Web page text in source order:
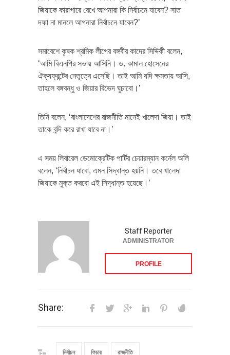
জিয়াকে কারাগারে রেখে আপনারা কি নির্বাচনে যাবেন? সাত
দফা না মানলে আপনারা নির্বাচনে যাবেন?’
সমাবেশে কৃষক শ্রমিক লীগের বঙ্গবীর কাদের সিদ্দিকী বলেন,
‘আমি বিএনপির সভায় আসিনি। ড. কামাল হোসেনের
ঐক্যফ্রন্টের নেতৃত্বে এসেছি। তাই আমি যদি ক্ষমতায় আসি,
তাহলে বঙ্গবন্ধু ও জিয়ার বিভেদ ঘুচাবো।’
তিনি বলেন, ‘বাংলাদেশের রাজনীতি মানেই খালেদা জিয়া। তাই
তাকে বন্দি করে রাখা যাবে না।’
এ সময় লিবারেল ডেমোক্রেটিক পার্টির চেয়ারম্যান কর্নেল অলি
বলেন, ‘নির্বাচন যাবো, এমন সিদ্ধান্ত হয়নি। তবে খালেদা
জিয়াকে মুক্ত করবো এই সিদ্ধান্ত হয়েছে।’
Staff Reporter
ADMINISTRATOR
PROFILE
Share:
নির্বাচন ফিচার রাজনীতি